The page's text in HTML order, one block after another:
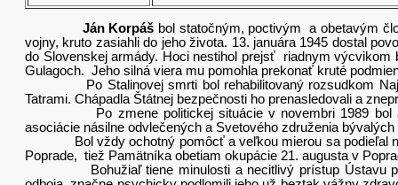
Ján Korpáš bol statočným, poctivým a obetavým
vojny, kruto zasiahli do jeho života. 13. januára 1945 dostal
do Slovenskej armády. Hoci nestihol prejsť riadnym
Gulagoch. Jeho silná viera mu pomohla prekonať kruté
Po Stalinovej smrti bol rehabilitovaný rozsudkom
Tatrami. Chápadla Štátnej bezpečnosti ho prenasledovali a
Po zmene politickej situácie v novembri 1989 bol
asociácie násilne odvlečených a Svetového združenia
Bol vždy ochotný pomôcť a veľkou mierou sa podieľal na
Poprade, tiež Pamätníka obetiam okupácie 21. augusta v
Bohužiaľ tiene minulosti a necitlivý prístup Ústavu